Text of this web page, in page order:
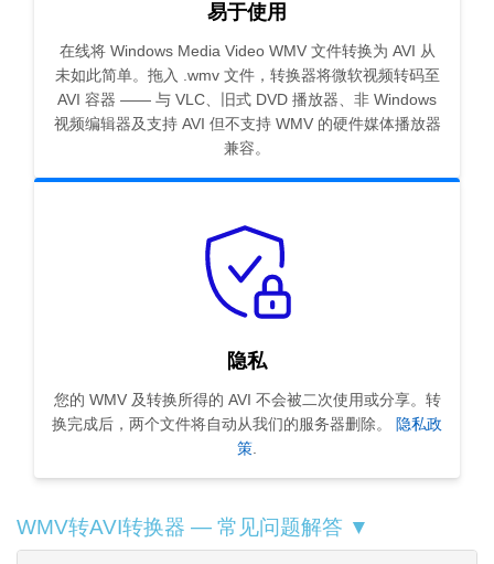
易于使用
在线将 Windows Media Video WMV 文件转换为 AVI 从
未如此简单。拖入 .wmv 文件，转换器将微软视频转码至
AVI 容器 —— 与 VLC、旧式 DVD 播放器、非 Windows
视频编辑器及支持 AVI 但不支持 WMV 的硬件媒体播放器
兼容。
隐私
您的 WMV 及转换所得的 AVI 不会被二次使用或分享。转
换完成后，两个文件将自动从我们的服务器删除。
隐私政
策.
WMV转AVI转换器 — 常见问题解答 ▼